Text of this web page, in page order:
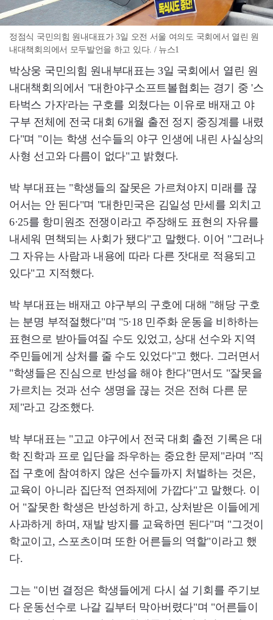
정점식 국민의힘 원내대표가 3일 오전 서울 여의도 국회에서 열린 원
내대책회의에서 모두발언을 하고 있다. / 뉴스1
박상웅 국민의힘 원내부대표는 3일 국회에서 열린 원
내대책회의에서 "대한야구소프트볼협회는 경기 중 '스
타벅스 가자'라는 구호를 외쳤다는 이유로 배재고 야
구부 전체에 전국 대회 6개월 출전 정지 중징계를 내렸
다"며 "이는 학생 선수들의 야구 인생에 내린 사실상의
사형 선고와 다름이 없다"고 밝혔다.
박 부대표는 "학생들의 잘못은 가르쳐야지 미래를 끊
어서는 안 된다"며 "대한민국은 김일성 만세를 외치고
6·25를 항미원조 전쟁이라고 주장해도 표현의 자유를
내세워 면책되는 사회가 됐다"고 말했다. 이어 "그러나
그 자유는 사람과 내용에 따라 다른 잣대로 적용되고
있다"고 지적했다.
박 부대표는 배재고 야구부의 구호에 대해 "해당 구호
는 분명 부적절했다"며 "5·18 민주화 운동을 비하하는
표현으로 받아들여질 수도 있었고, 상대 선수와 지역
주민들에게 상처를 줄 수도 있었다"고 했다. 그러면서
"학생들은 진심으로 반성을 해야 한다"면서도 "잘못을
가르치는 것과 선수 생명을 끊는 것은 전혀 다른 문
제"라고 강조했다.
박 부대표는 "고교 야구에서 전국 대회 출전 기록은 대
학 진학과 프로 입단을 좌우하는 중요한 문제"라며 "직
접 구호에 참여하지 않은 선수들까지 처벌하는 것은,
교육이 아니라 집단적 연좌제에 가깝다"고 말했다. 이
어 "잘못한 학생은 반성하게 하고, 상처받은 이들에게
사과하게 하며, 재발 방지를 교육하면 된다"며 "그것이
학교이고, 스포츠이며 또한 어른들의 역할"이라고 했
다.
그는 "이번 결정은 학생들에게 다시 설 기회를 주기보
다 운동선수로 나갈 길부터 막아버렸다"며 "어른들이